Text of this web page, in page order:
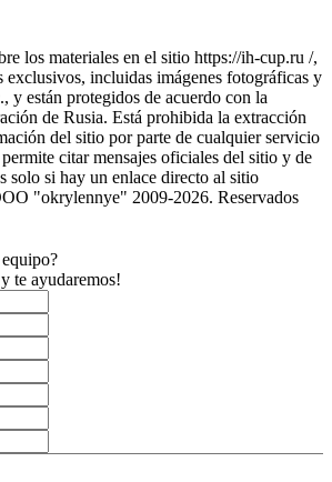
los materiales en el sitio https://ih-cup.ru /,
exclusivos, incluidas imágenes fotográficas y
y están protegidos de acuerdo con la
de Rusia. Está prohibida la extracción
del sitio por parte de cualquier servicio
citar mensajes oficiales del sitio y de
solo si hay un enlace directo al sitio
"okrylennye" 2009-2026. Reservados
te ayudaremos!